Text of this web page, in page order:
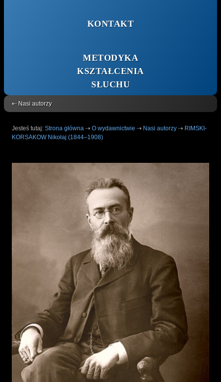
KONTAKT
METODYKA
KSZTAŁCENIA
SŁUCHU
⇠ Nasi autorzy
Jesteś tutaj: Strona główna ⇢ O wydawnictwie ⇢ Nasi autorzy ⇢ RIMSKI-
KORSAKOW Nikołaj (1844–1908)